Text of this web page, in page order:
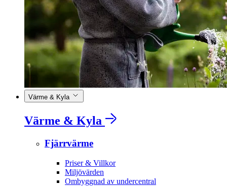
Värme & Kyla
Värme & Kyla
Fjärrvärme
Priser & Villkor
Miljövärden
Ombyggnad av undercentral